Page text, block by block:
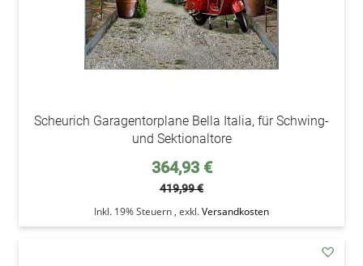
Scheurich Garagentorplane Bella Italia, für Schwing-
und Sektionaltore
Sonderpreis
364,93 €
419,99 €
Inkl. 19% Steuern , exkl.Versandkosten